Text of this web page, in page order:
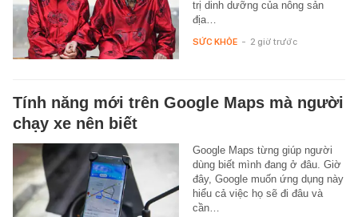
trị dinh dưỡng của nông sản
địa…
SỨC KHỎE - 2 giờ trước
Tính năng mới trên Google Maps mà người
chạy xe nên biết
Google Maps từng giúp người
dùng biết mình đang ở đâu. Giờ
đây, Google muốn ứng dụng này
hiểu cả việc họ sẽ đi đâu và
cần…